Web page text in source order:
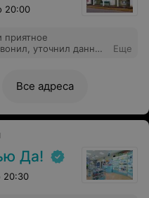
20:00
приятное
уточнил данные
Спасибо за
Еще
Все адреса
Да!
20:30